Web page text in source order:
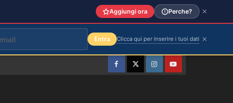
FacebookTwitterInstagramYouTube
Aggiungi ora Perche?
Entra Clicca qui per inserire i tuoi dati